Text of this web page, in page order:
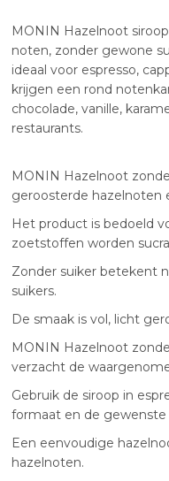
MONIN Hazelnoot
noten, zonder gewone
ideaal voor espresso,
krijgen een rond
chocolade, vanille,
restaurants.
MONIN Hazelnoot
geroosterde hazelnoten
Het product is bedoeld
zoetstoffen worden
Zonder suiker betekent
suikers.
De smaak is vol, licht
MONIN Hazelnoot
verzacht de
Gebruik de siroop in
formaat en de gewenste
Een eenvoudige
hazelnoten.